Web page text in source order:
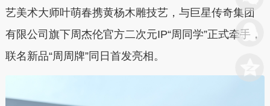
艺美术大师叶萌春携黄杨木雕技艺，与巨星传奇集团
有限公司旗下周杰伦官方二次元IP“周同学”正式牵手，
联名新品“周周牌”同日首发亮相。